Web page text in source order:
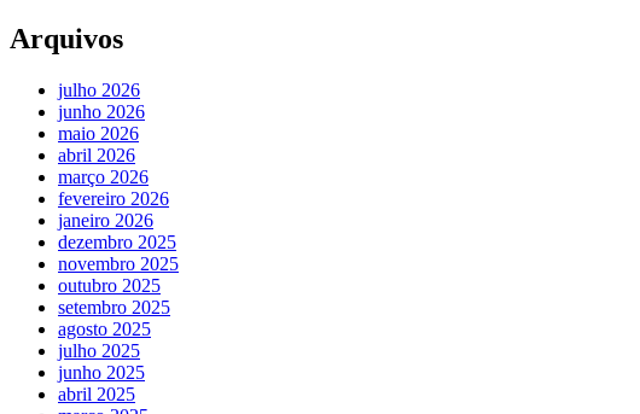
Arquivos
julho 2026
junho 2026
maio 2026
abril 2026
março 2026
fevereiro 2026
janeiro 2026
dezembro 2025
novembro 2025
outubro 2025
setembro 2025
agosto 2025
julho 2025
junho 2025
abril 2025